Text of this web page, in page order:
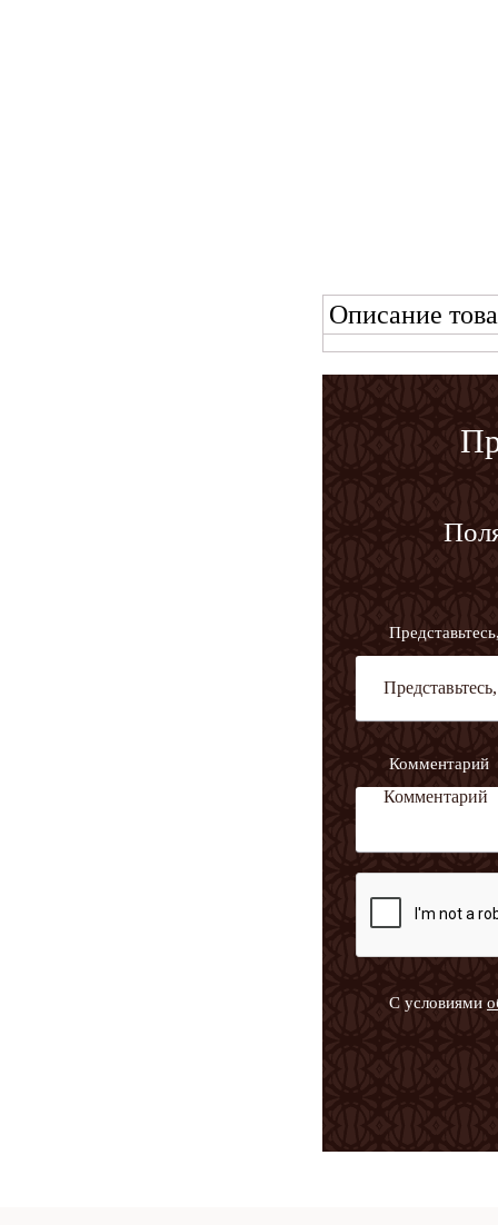
Описание
Комментарий
С условиями